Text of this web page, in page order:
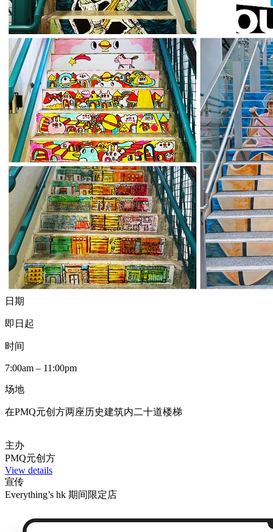
日期
即日起
时间
7:00am – 11:00pm
场地
在PMQ元创方两座历史建筑内二十道楼梯
主办
PMQ元创方
View details
宣传
Everything’s hk 期间限定店